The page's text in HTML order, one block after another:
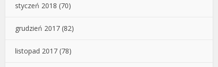
styczeń 2018 (70)
grudzień 2017 (82)
listopad 2017 (78)